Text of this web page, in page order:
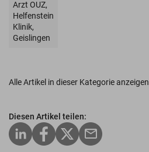
Arzt OUZ,
Helfenstein
Klinik,
Geislingen
Alle Artikel in dieser Kategorie anzeigen
Diesen Artikel teilen: